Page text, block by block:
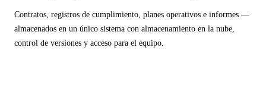
Contratos, registros de cumplimiento, planes operativos e informes —
almacenados en un único sistema con almacenamiento en la nube,
control de versiones y acceso para el equipo.